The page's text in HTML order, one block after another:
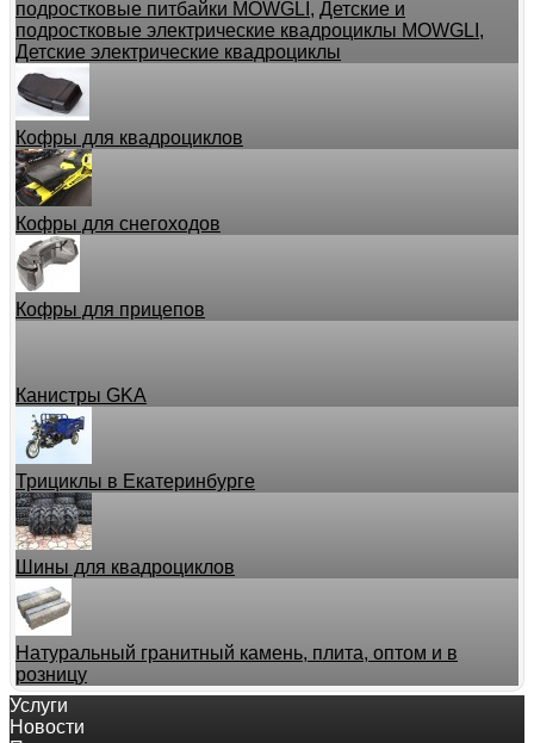
подростковые питбайки MOWGLI , Детские и
подростковые электрические квадроциклы MOWGLI ,
Детские электрические квадроциклы
Кофры для квадроциклов
Кофры для снегоходов
Кофры для прицепов
Канистры GKA
Трициклы в Екатеринбурге
Шины для квадроциклов
Натуральный гранитный камень, плита, оптом и в
розницу
Услуги
Новости